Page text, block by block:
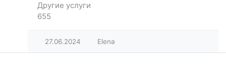
Другие услуги
655
27.06.2024 Elena